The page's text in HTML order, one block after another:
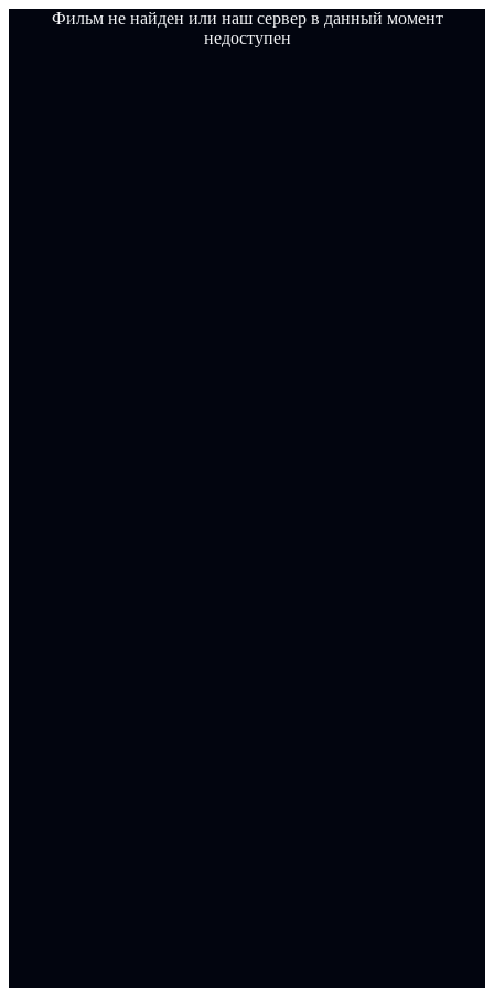
Фильм не найден или наш сервер в данный момент
недоступен